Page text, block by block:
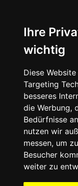
Ihre
wichtig
Diese
Targeting
besseres
die Werbung,
Bedürfnisse
nutzen wir
messen, um
Besucher
weiter zu